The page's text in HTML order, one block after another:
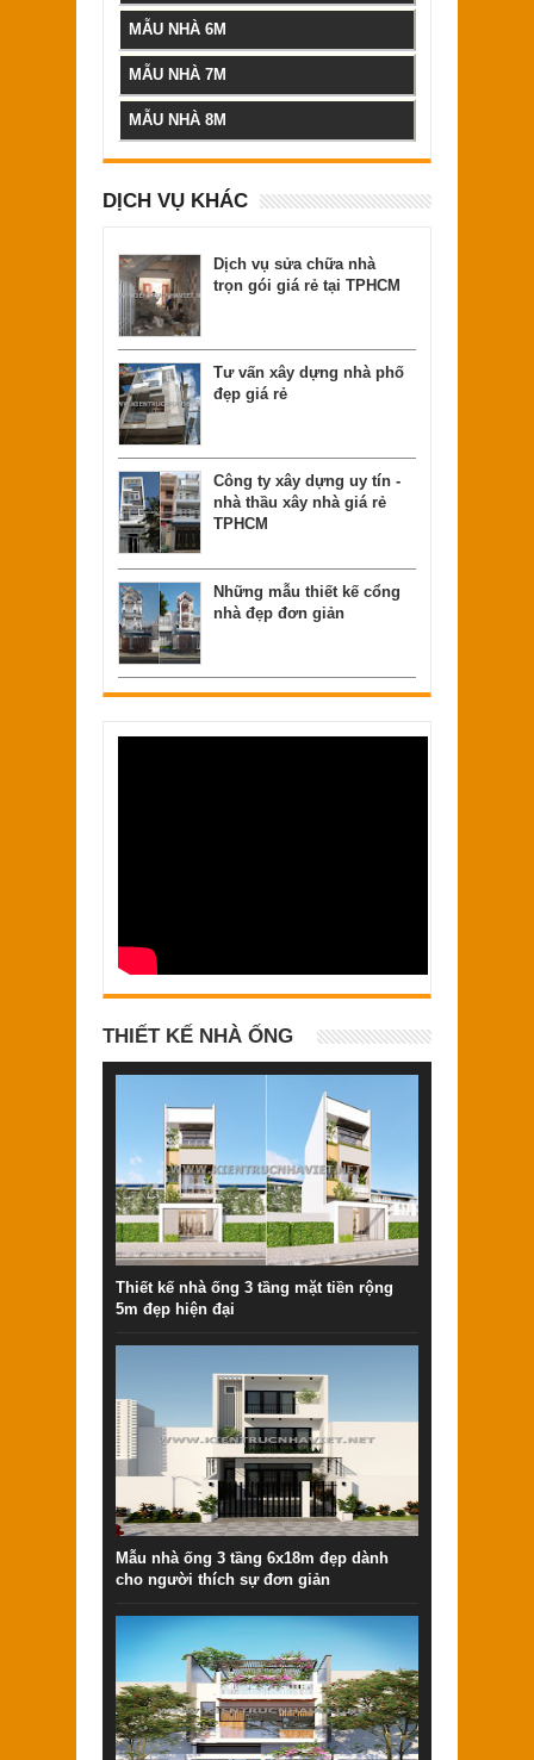
MẪU NHÀ 6M
MẪU NHÀ 7M
MẪU NHÀ 8M
DỊCH VỤ KHÁC
Dịch vụ sửa chữa nhà
trọn gói giá rẻ tại TPHCM
Tư vấn xây dựng nhà phố
đẹp giá rẻ
Công ty xây dựng uy tín -
nhà thầu xây nhà giá rẻ
TPHCM
Những mẫu thiết kế cổng
nhà đẹp đơn giản
THIẾT KẾ NHÀ ỐNG
Thiết kế nhà ống 3 tầng mặt tiền rộng
5m đẹp hiện đại
Mẫu nhà ống 3 tầng 6x18m đẹp dành
cho người thích sự đơn giản